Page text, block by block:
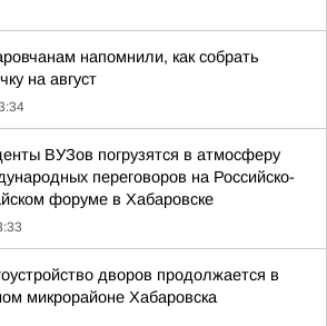
напомнили, как собрать
на август
ВУЗов погрузятся в атмосферу
переговоров на Российско-
форуме в Хабаровске
дворов продолжается в
микрорайоне Хабаровска